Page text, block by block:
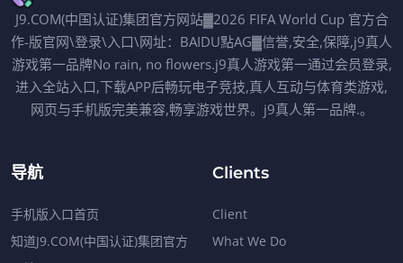
J9.COM(中国认证)集团官方网站▓2026 FIFA World Cup 官方合
作-版官网\登录\入口\网址：BAIDU點AG▓信誉,安全,保障,j9真人
游戏第一品牌No rain, no flowers.j9真人游戏第一通过会员登录,
进入全站入口,下载APP后畅玩电子竞技,真人互动与体育类游戏,
网页与手机版完美兼容,畅享游戏世界。j9真人第一品牌.。
导航
手机版入口首页
知道J9.COM(中国认证)集团官方
Clients
Client
What We Do